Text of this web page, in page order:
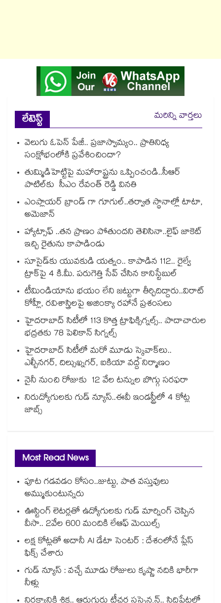
లేటెస్ట్
మరిన్ని వార్తలు
వెలుగు ఓపెన్ పేజీ.. ప్రజాస్వామ్యం.. ప్రాతినిధ్య
సంక్షోభంలోకి ప్రవేశించిందా?
తుమ్మిడిహెట్టిపై మహారాష్ట్రను ఒప్పించండి..సీఆర్
పాటిల్‌‌‌‌‌‌‌‌‌‌‌‌‌‌‌‌కు సీఎం రేవంత్ రెడ్డి విన‌‌‌‌తి
ఎంప్లాయర్ బ్రాండ్ గా గూగుల్..తర్వాత స్థానాల్లో టాటా,
అమెజాన్
హ్యాట్సాఫ్ ..తన ప్రాణం పోతుందని తెలిసినా..లైఫ్ జాకెట్‌‌‌‌‌‌‌‌
ఇచ్చి రైతును కాపాడిండు
సూసైడ్‌‌‌‌కు యువకుడి యత్నం.. కాపాడిన 112.. రైల్వే
ట్రాక్‌‌‌‌పై 4 కి.మీ. పరుగెత్తి సేవ్ చేసిన కానిస్టేబుల్
టీమిండియాను భయం లేని జట్టుగా తీర్చిదిద్దారు..విరాట్
కోహ్లీ, రవిశాస్త్రిలపై అజింక్యా రహానే ప్రశంసలు
హైదరాబాద్ సిటీలో 113 కొత్త ట్రాఫిక్సిగ్నల్స్.. పాదాచారుల
భద్రతకు 78 పెలికాన్ సిగ్నల్స్
హైదరాబాద్ సిటీలో మరో మూడు స్కైవాక్⁭లు..
ఎల్బీనగర్, దిల్సుఖ్నగర్, ఐకియా వద్ద నిర్మాణం
నైనీ నుంచి రోజుకు 12 వేల టన్నుల బొగ్గు సరఫరా
నిరుద్యోగులకు గుడ్ న్యూస్..ఈవీ ఇండస్ట్రీలో 4 కోట్ల
జాబ్స్
Most Read News
పూట గడవడం కోసం..జుట్టు, పాత వస్తువులు
అమ్ముకుంటున్నరు
ఊస్టింగ్ లెటర్లతో ఉద్యోగులకు గుడ్ మార్నింగ్ చెప్పిన
వీసా.. 2వేల 600 మందికి లేఆఫ్ మెయిల్స్
లక్ష కోట్లతో అదానీ AI డేటా సెంటర్ : దేశంలోనే ప్లేస్
ఫిక్స్ చేశారు
గుడ్ న్యూస్ : వచ్చే మూడు రోజులు కృష్ణా నదికి భారీగా
నీళ్లు